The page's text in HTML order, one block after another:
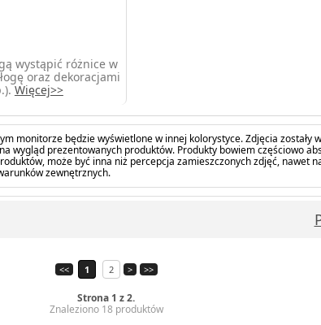
wystąpić różnice w
oraz dekoracjami
Więcej>>
monitorze będzie wyświetlone w innej kolorystyce. Zdjęcia zostały
wygląd prezentowanych produktów. Produkty bowiem częściowo
może być inna niż percepcja zamieszczonych zdjęć, nawet
zewnętrznych.
<< 1 2 > >>
Strona 1 z 2.
Znaleziono 18 produktów